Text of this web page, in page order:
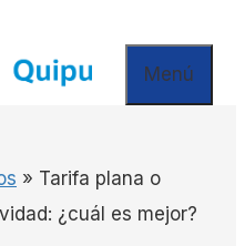
Menú
» Tarifa plana o
¿cuál es mejor?